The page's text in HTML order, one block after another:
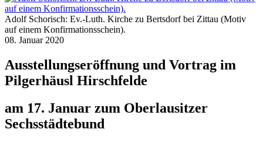
Adolf Schorisch: Ev.-Luth. Kirche zu Bertsdorf bei Zittau (Motiv
auf einem Konfirmationsschein).
08. Januar 2020
Ausstellungseröffnung und Vortrag im
Pilgerhäusl Hirschfelde
am 17. Januar zum Oberlausitzer
Sechsstädtebund